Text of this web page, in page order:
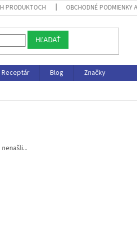
PRODUKTOCH OBCHODNÉ PODMIENKY A
HĽADAŤ
Receptár Blog
Značky
nenašli...